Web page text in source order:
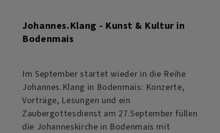
Johannes.Klang - Kunst & Kultur in
Bodenmais
Im September startet wieder in die Reihe
Johannes.Klang in Bodenmais: Konzerte,
Vorträge, Lesungen und ein
Zaubergottesdienst am 27.September füllen
die Johanneskirche in Bodenmais mit